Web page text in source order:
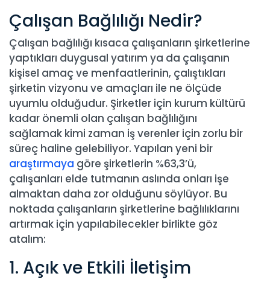
Çalışan Bağlılığı Nedir?
Çalışan bağlılığı kısaca çalışanların şirketlerine
yaptıkları duygusal yatırım ya da çalışanın
kişisel amaç ve menfaatlerinin, çalıştıkları
şirketin vizyonu ve amaçları ile ne ölçüde
uyumlu olduğudur. Şirketler için kurum kültürü
kadar önemli olan çalışan bağlılığını
sağlamak kimi zaman iş verenler için zorlu bir
süreç haline gelebiliyor. Yapılan yeni bir
araştırmaya göre şirketlerin %63,3’ü,
çalışanları elde tutmanın aslında onları işe
almaktan daha zor olduğunu söylüyor. Bu
noktada çalışanların şirketlerine bağlılıklarını
artırmak için yapılabilecekler birlikte göz
atalım:
1. Açık ve Etkili İletişim